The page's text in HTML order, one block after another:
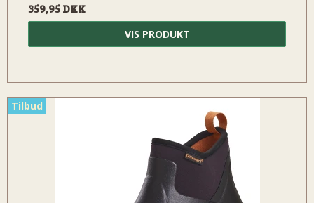
359,95 DKK
VIS PRODUKT
Tilbud